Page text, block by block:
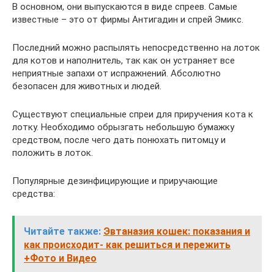
В основном, они выпускаются в виде спреев. Самые
известные – это от фирмы Антигадин и спрей Эмикс.
Последний можно распылять непосредственно на лоток
для котов и наполнитель, так как он устраняет все
неприятные запахи от испражнений. Абсолютно
безопасен для животных и людей.
Существуют специальные спреи для приручения кота к
лотку. Необходимо обрызгать небольшую бумажку
средством, после чего дать понюхать питомцу и
положить в лоток.
Популярные дезинфицирующие и приручающие
средства:
Читайте также: Эвтаназия кошек: показания и
как происходит- как решиться и пережить
+Фото и Видео